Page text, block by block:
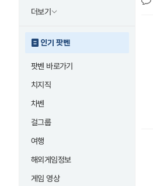
더보기
인기 팟벤
팟벤 바로가기
치지직
차벤
걸그룹
여행
해외게임정보
게임 영상